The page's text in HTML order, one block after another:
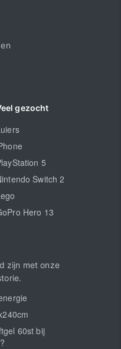
gezocht
5
Switch 2
Hero 13
zijn met onze
60st bij